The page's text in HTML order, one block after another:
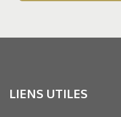
LIENS UTILES